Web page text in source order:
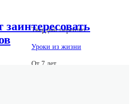
Твердый переплет
Уроки из жизни
От 7 лет